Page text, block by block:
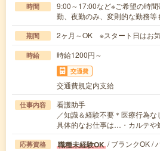
時間
9:00～17:00など※ご希望の時
勤、夜勤のみ、変則的な勤務
期間 2ヶ月～OK ※スタート日はお
時給 時給1200円～
交通費
交通費規定内支給
仕事内容
看護助手
／知識＆経験不要＊医療行為
具体的なお仕事は…・カルテ
応募資格 職種未経験OK / ブランクOK /